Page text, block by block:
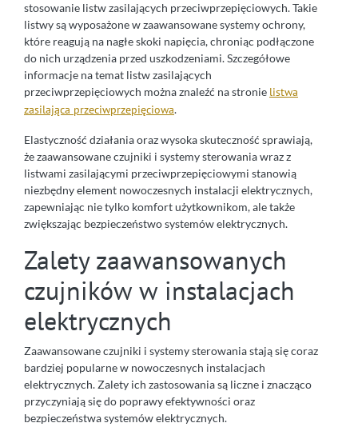
stosowanie listw zasilających przeciwprzepięciowych. Takie
listwy są wyposażone w zaawansowane systemy ochrony,
które reagują na nagłe skoki napięcia, chroniąc podłączone
do nich urządzenia przed uszkodzeniami. Szczegółowe
informacje na temat listw zasilających
przeciwprzepięciowych można znaleźć na stronie listwa
zasilająca przeciwprzepięciowa.
Elastyczność działania oraz wysoka skuteczność sprawiają,
że zaawansowane czujniki i systemy sterowania wraz z
listwami zasilającymi przeciwprzepięciowymi stanowią
niezbędny element nowoczesnych instalacji elektrycznych,
zapewniając nie tylko komfort użytkownikom, ale także
zwiększając bezpieczeństwo systemów elektrycznych.
Zalety zaawansowanych
czujników w instalacjach
elektrycznych
Zaawansowane czujniki i systemy sterowania stają się coraz
bardziej popularne w nowoczesnych instalacjach
elektrycznych. Zalety ich zastosowania są liczne i znacząco
przyczyniają się do poprawy efektywności oraz
bezpieczeństwa systemów elektrycznych.